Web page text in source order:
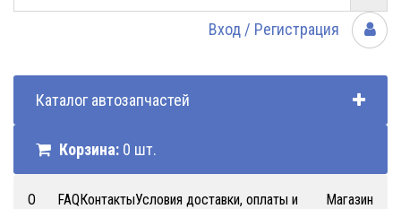
Вход / Регистрация
Каталог автозапчастей
Корзина: 0 шт.
О
FAQКонтактыУсловия доставки, оплаты и
Магазин